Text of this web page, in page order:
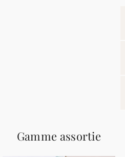
Gamme assortie